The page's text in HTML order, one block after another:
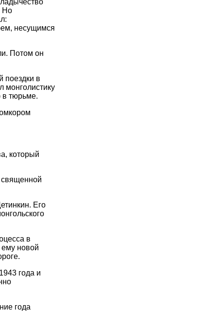
Но
несущимся
Потом он
поездки в
монголистику
в тюрьме.
который
священной
Его
в
новой
года и
года